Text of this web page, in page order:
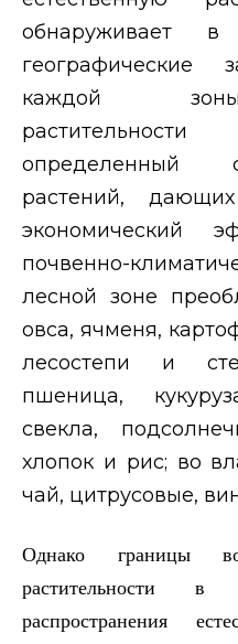
обнаруживает
географические
каждой зоны
определенный
растений,
экономический
почвенно-
лесной зоне
овса, ячменя,
лесостепи и
пшеница,
свекла,
хлопок и рис; во
чай, цитрусовые,
Однако границы
растительности
распространения